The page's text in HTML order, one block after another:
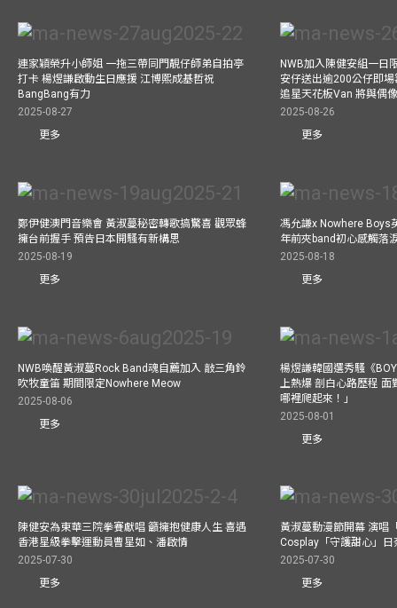
連家穎榮升小師姐 一拖三帶同門靚仔師弟自拍亭
打卡 楊煜謙啟動生日應援 江博熙成基哲祝
BangBang有力
2025-08-27
更多
NWB加入陳健安組一日
安仔送出逾200公仔即
追星天花板Van 將與偶
2025-08-26
更多
鄭伊健澳門音樂會 黃淑蔓秘密轉歌搞驚喜 觀眾蜂
擁台前握手 預告日本開騷有新構思
2025-08-19
更多
馮允謙x Nowhere Boys
年前夾band初心感觸落
2025-08-18
更多
NWB喚醒黃淑蔓Rock Band魂自薦加入 敲三角鈴
吹牧童笛 期間限定Nowhere Meow
2025-08-06
更多
楊煜謙韓國選秀騷《
上熱爆 剖白心路歷程
哪裡爬起來！」
2025-08-01
更多
陳健安為東華三院拳賽獻唱 籲擁抱健康人生 喜遇
香港星級拳擊運動員曹星如、潘啟情
2025-07-30
更多
黃淑蔓動漫節開幕 演唱
Cosplay「守護甜心」
2025-07-30
更多